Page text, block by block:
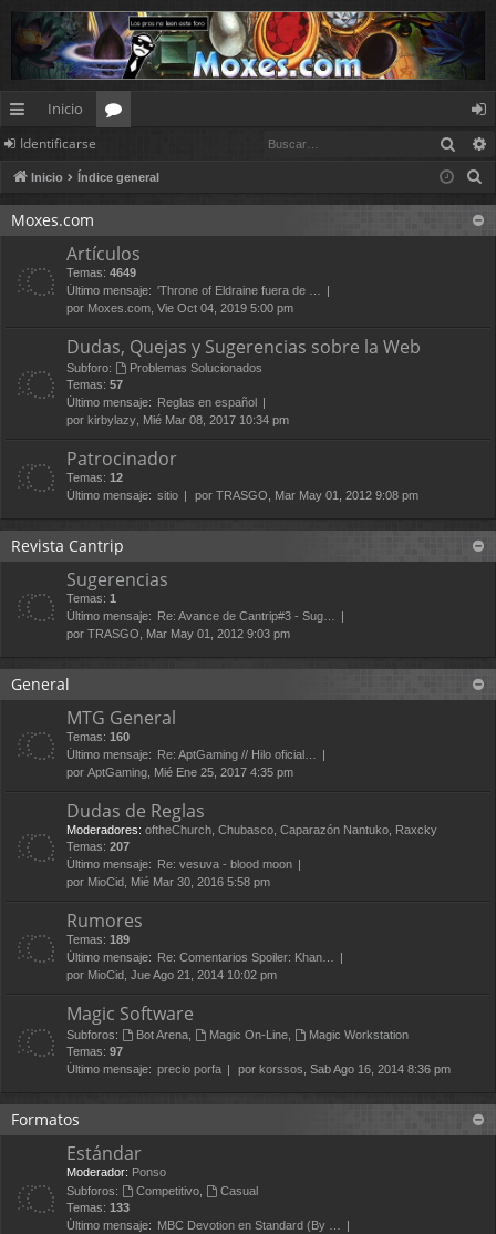
nl
ac
es
pi
d
Inicio
os
de
nt
ifi
e
Identificarse
Inicio Índice general
Moxes.com
Artículos
Temas: 4649
Último mensaje: 'Throne of Eldraine fuera de …
por Moxes.com, Vie Oct 04, 2019 5:00 pm
Dudas, Quejas y Sugerencias sobre la Web
Subforo:
Problemas Solucionados
Temas: 57
Último mensaje:
Reglas en español
por kirbylazy, Mié Mar 08, 2017 10:34 pm
Patrocinador
Temas: 12
Último mensaje: sitio por TRASGO, Mar May 01, 2012 9:08 pm
Revista Cantrip
Sugerencias
Temas: 1
Último mensaje:
Re: Avance de Cantrip#3 - Sug…
por TRASGO, Mar May 01, 2012 9:03 pm
General
MTG General
Temas: 160
Último mensaje:
Re: AptGaming // Hilo oficial…
por AptGaming, Mié Ene 25, 2017 4:35 pm
Dudas de Reglas
Moderadores: oftheChurch, Chubasco, Caparazón Nantuko, Raxcky
Temas: 207
Último mensaje:
Re: vesuva - blood moon
por MioCid, Mié Mar 30, 2016 5:58 pm
Rumores
Temas: 189
Último mensaje:
Re: Comentarios Spoiler: Khan…
por MioCid, Jue Ago 21, 2014 10:02 pm
Magic Software
Subforos: Bot Arena, Magic On-Line,
Magic Workstation
Temas: 97
Último mensaje: precio porfa por korssos, Sab Ago 16, 2014 8:36 pm
Formatos
Estándar
Moderador: Ponso
Subforos:
Competitivo,
Casual
Temas: 133
Último mensaje:
MBC Devotion en Standard (By …